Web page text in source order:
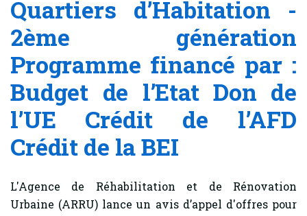
Quartiers d’Habitation -
2ème génération
Programme financé par :
Budget de l’Etat Don de
l’UE Crédit de l’AFD
Crédit de la BEI
L'Agence de Réhabilitation et de Rénovation
Urbaine (ARRU) lance un avis d’appel d'offres pour